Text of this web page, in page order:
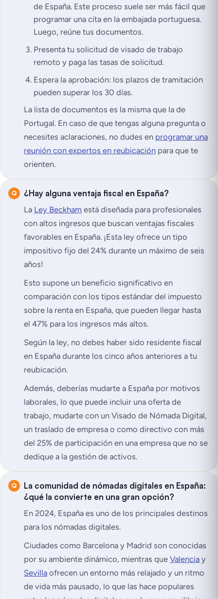
de España. Este proceso suele ser más fácil que
programar una cita en la embajada portuguesa.
Luego, reúne tus documentos.
Presenta tu solicitud de visado de trabajo
remoto y paga las tasas de solicitud.
Espera la aprobación: los plazos de tramitación
pueden superar los 30 días.
La lista de documentos es la misma que la de
Portugal. En caso de que tengas alguna pregunta o
necesites aclaraciones, no dudes en programar una
reunión con expertos en reubicación para que te
orienten.
¿Hay alguna ventaja fiscal en España?
La Ley Beckham está diseñada para profesionales
con altos ingresos que buscan ventajas fiscales
favorables en España. ¡Esta ley ofrece un tipo
impositivo fijo del 24% durante un máximo de seis
años!
Esto supone un beneficio significativo en
comparación con los tipos estándar del impuesto
sobre la renta en España, que pueden llegar hasta
el 47% para los ingresos más altos.
Según la ley, no debes haber sido residente fiscal
en España durante los cinco años anteriores a tu
reubicación.
Además, deberías mudarte a España por motivos
laborales, lo que puede incluir una oferta de
trabajo, mudarte con un Visado de Nómada Digital,
un traslado de empresa o como directivo con más
del 25% de participación en una empresa que no se
dedique a la gestión de activos.
La comunidad de nómadas digitales en España:
¿qué la convierte en una gran opción?
En 2024, España es uno de los principales destinos
para los nómadas digitales.
Ciudades como Barcelona y Madrid son conocidas
por su ambiente dinámico, mientras que Valencia y
Sevilla ofrecen un entorno más relajado y un ritmo
de vida más pausado, lo que las hace populares